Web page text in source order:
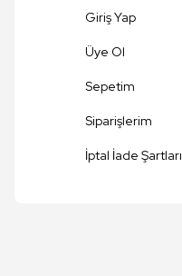
Giriş Yap
Üye Ol
Sepetim
Siparişlerim
İptal İade Şartları